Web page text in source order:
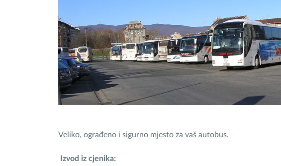
Veliko, ograđeno i sigurno mjesto za vaš autobus.
Izvod iz cjenika: